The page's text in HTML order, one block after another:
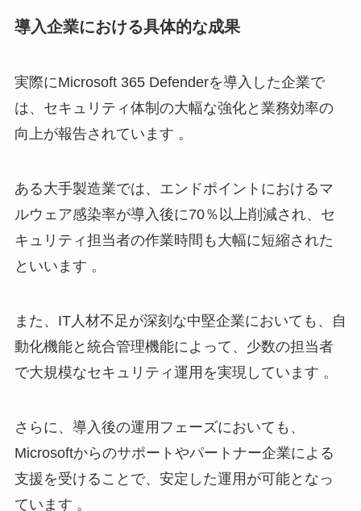
導入企業における具体的な成果
実際にMicrosoft 365 Defenderを導入した企業で
は、セキュリティ体制の大幅な強化と業務効率の
向上が報告されています 。
ある大手製造業では、エンドポイントにおけるマ
ルウェア感染率が導入後に70％以上削減され、セ
キュリティ担当者の作業時間も大幅に短縮された
といいます 。
また、IT人材不足が深刻な中堅企業においても、自
動化機能と統合管理機能によって、少数の担当者
で大規模なセキュリティ運用を実現しています 。
さらに、導入後の運用フェーズにおいても、
Microsoftからのサポートやパートナー企業による
支援を受けることで、安定した運用が可能となっ
ています 。